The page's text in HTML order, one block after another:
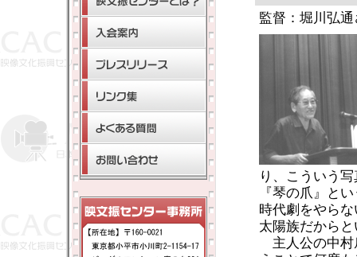
監督：堀川弘
り、こういう
『琴の爪』と
時代劇をやら
太陽族だから
主人公の中村